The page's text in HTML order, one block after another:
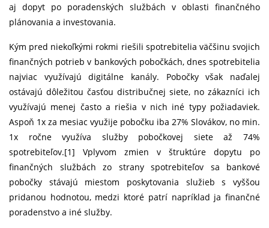
aj dopyt po poradenských službách v oblasti finančného
plánovania a investovania.
Kým pred niekoľkými rokmi riešili spotrebitelia väčšinu svojich
finančných potrieb v bankových pobočkách, dnes spotrebitelia
najviac využívajú digitálne kanály. Pobočky však naďalej
ostávajú dôležitou časťou distribučnej siete, no zákazníci ich
využívajú menej často a riešia v nich iné typy požiadaviek.
Aspoň 1x za mesiac využije pobočku iba 27% Slovákov, no min.
1x ročne využíva služby pobočkovej siete až 74%
spotrebiteľov.[1] Vplyvom zmien v štruktúre dopytu po
finančných službách zo strany spotrebiteľov sa bankové
pobočky stávajú miestom poskytovania služieb s vyššou
pridanou hodnotou, medzi ktoré patrí napríklad ja finančné
poradenstvo a iné služby.